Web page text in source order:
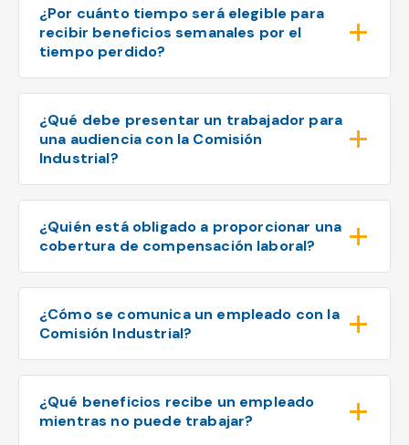
¿Por cuánto tiempo será elegible para
recibir beneficios semanales por el
tiempo perdido?
¿Qué debe presentar un trabajador para
una audiencia con la Comisión
Industrial?
¿Quién está obligado a proporcionar una
cobertura de compensación laboral?
¿Cómo se comunica un empleado con la
Comisión Industrial?
¿Qué beneficios recibe un empleado
mientras no puede trabajar?